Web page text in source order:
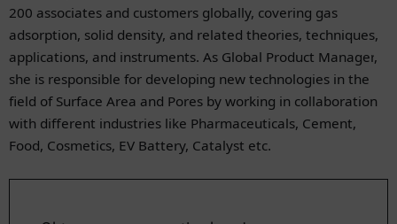
200 associates and customers globally, covering gas
adsorption, solid density, and related theories, techniques,
applications, and instruments. As Global Product Manager,
she is responsible for developing new technologies in the
field of Surface Area and Pores by working in collaboration
with different industries like Pharmaceuticals, Cement,
Food, Cosmetics, EV Battery, Catalyst etc.